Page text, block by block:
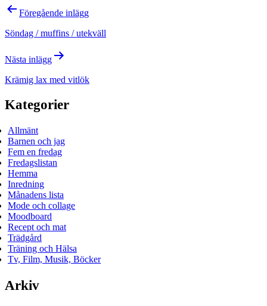
Inläggsnavigering
Föregående inlägg
Söndag / muffins / utekväll
Nästa inlägg
Krämig lax med vitlök
Kategorier
Allmänt
Barnen och jag
Fem en fredag
Fredagslistan
Hemma
Inredning
Månadens lista
Mode och collage
Moodboard
Recept och mat
Trädgård
Träning och Hälsa
Tv, Film, Musik, Böcker
Arkiv